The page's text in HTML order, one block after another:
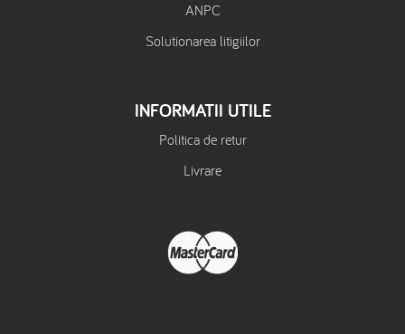
ANPC
Solutionarea litigiilor
INFORMATII UTILE
Politica de retur
Livrare